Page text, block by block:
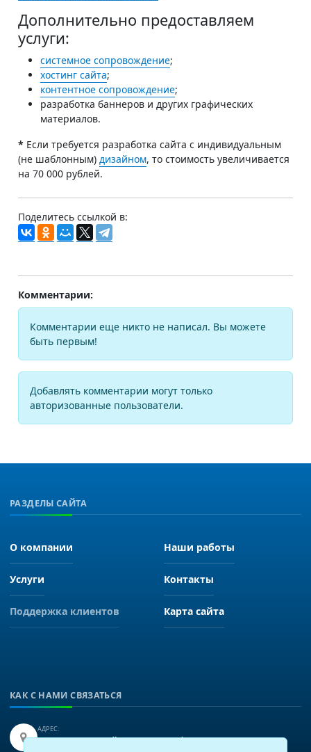
Дополнительно предоставляем
услуги:
системное сопровождение;
хостинг сайта;
контентное сопровождение;
разработка баннеров и других графических
материалов.
* Если требуется разработка сайта с индивидуальным
(не шаблонным) дизайном, то стоимость увеличивается
на 70 000 рублей.
Поделитесь ссылкой в:
Комментарии:
Комментарии еще никто не написал. Вы можете
быть первым!
Добавлять комментарии могут только
авторизованные пользователи.
РАЗДЕЛЫ САЙТА
О компании Наши работы
Услуги Контакты
Поддержка клиентов Карта сайта
КАК С НАМИ СВЯЗАТЬСЯ
АДРЕС:
Иркутск, улица Байкальская 249, офис 225.